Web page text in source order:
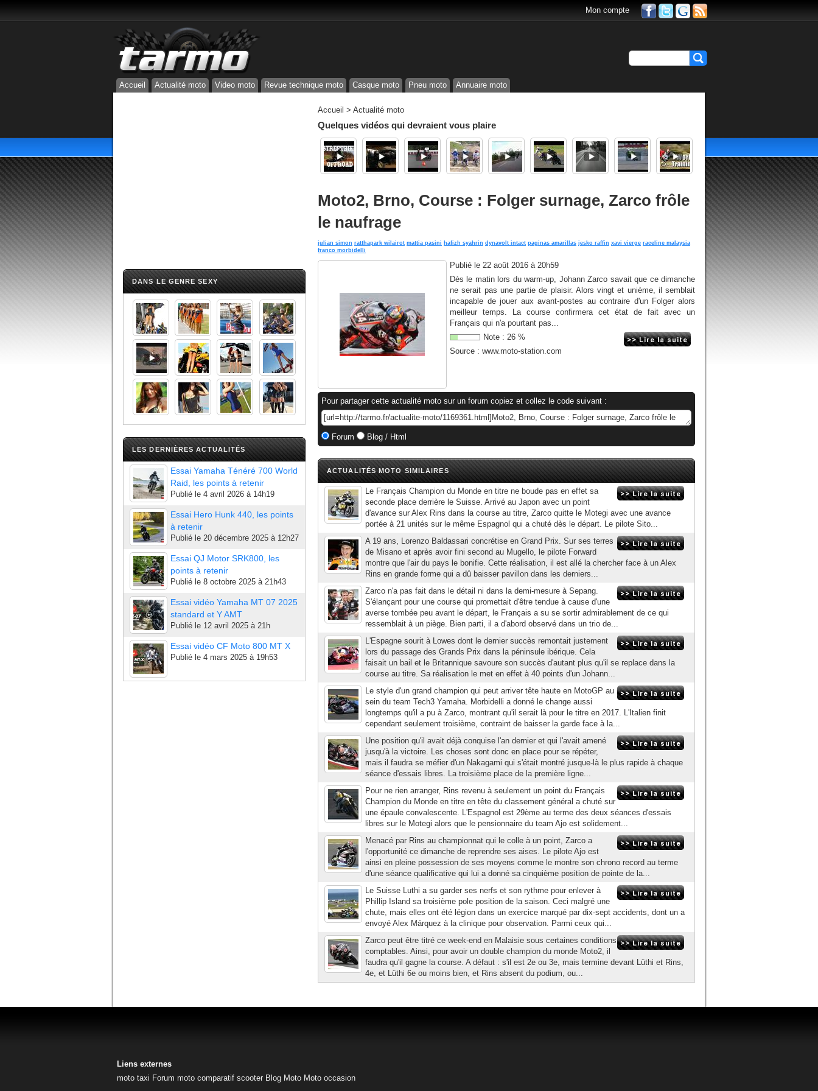
Mon compte
Accueil Actualité moto Video moto Revue technique moto Casque moto Pneu moto Annuaire moto
DANS LE GENRE SEXY
LES DERNIÈRES ACTUALITÉS
Essai Yamaha Ténéré 700 World
Raid, les points à retenir
Publié le 4 avril 2026 à 14h19
Essai Hero Hunk 440, les points
à retenir
Publié le 20 décembre 2025 à 12h27
Essai QJ Motor SRK800, les
points à retenir
Publié le 8 octobre 2025 à 21h43
Essai vidéo Yamaha MT 07 2025
standard et Y AMT
Publié le 12 avril 2025 à 21h
Essai vidéo CF Moto 800 MT X
Publié le 4 mars 2025 à 19h53
Accueil > Actualité moto
Quelques vidéos qui devraient vous plaire
Moto2, Brno, Course : Folger surnage, Zarco frôle
le naufrage
julian simon ratthapark wilairot mattia pasini hafizh syahrin dynavolt intact paginas amarillas jesko raffin xavi vierge raceline malaysia
franco morbidelli
Publié le 22 août 2016 à 20h59
Dès le matin lors du warm-up, Johann Zarco savait que ce dimanche
ne serait pas une partie de plaisir. Alors vingt et unième, il semblait
incapable de jouer aux avant-postes au contraire d'un Folger alors
meilleur temps. La course confirmera cet état de fait avec un
Français qui n'a pourtant pas...
Note : 26 %
Source : www.moto-station.com
Pour partager cette actualité moto sur un forum copiez et collez le code suivant :
Forum Blog / Html
ACTUALITÉS MOTO SIMILAIRES
Le Français Champion du Monde en titre ne boude pas en effet sa
seconde place derrière le Suisse. Arrivé au Japon avec un point
d'avance sur Alex Rins dans la course au titre, Zarco quitte le Motegi avec une avance
portée à 21 unités sur le même Espagnol qui a chuté dès le départ. Le pilote Sito...
A 19 ans, Lorenzo Baldassari concrétise en Grand Prix. Sur ses terres
de Misano et après avoir fini second au Mugello, le pilote Forward
montre que l'air du pays le bonifie. Cette réalisation, il est allé la chercher face à un Alex
Rins en grande forme qui a dû baisser pavillon dans les derniers...
Zarco n'a pas fait dans le détail ni dans la demi-mesure à Sepang.
S'élançant pour une course qui promettait d'être tendue à cause d'une
averse tombée peu avant le départ, le Français a su se sortir admirablement de ce qui
ressemblait à un piège. Bien parti, il a d'abord observé dans un trio de...
L'Espagne sourit à Lowes dont le dernier succès remontait justement
lors du passage des Grands Prix dans la péninsule ibérique. Cela
faisait un bail et le Britannique savoure son succès d'autant plus qu'il se replace dans la
course au titre. Sa réalisation le met en effet à 40 points d'un Johann...
Le style d'un grand champion qui peut arriver tête haute en MotoGP au
sein du team Tech3 Yamaha. Morbidelli a donné le change aussi
longtemps qu'il a pu à Zarco, montrant qu'il serait là pour le titre en 2017. L'Italien finit
cependant seulement troisième, contraint de baisser la garde face à la...
Une position qu'il avait déjà conquise l'an dernier et qui l'avait amené
jusqu'à la victoire. Les choses sont donc en place pour se répéter,
mais il faudra se méfier d'un Nakagami qui s'était montré jusque-là le plus rapide à chaque
séance d'essais libres. La troisième place de la première ligne...
Pour ne rien arranger, Rins revenu à seulement un point du Français
Champion du Monde en titre en tête du classement général a chuté sur
une épaule convalescente. L'Espagnol est 29ème au terme des deux séances d'essais
libres sur le Motegi alors que le pensionnaire du team Ajo est solidement...
Menacé par Rins au championnat qui le colle à un point, Zarco a
l'opportunité ce dimanche de reprendre ses aises. Le pilote Ajo est
ainsi en pleine possession de ses moyens comme le montre son chrono record au terme
d'une séance qualificative qui lui a donné sa cinquième position de pointe de la...
Le Suisse Luthi a su garder ses nerfs et son rythme pour enlever à
Phillip Island sa troisième pole position de la saison. Ceci malgré une
chute, mais elles ont été légion dans un exercice marqué par dix-sept accidents, dont un a
envoyé Alex Márquez à la clinique pour observation. Parmi ceux qui...
Zarco peut être titré ce week-end en Malaisie sous certaines conditions
comptables. Ainsi, pour avoir un double champion du monde Moto2, il
faudra qu'il gagne la course. A défaut : s'il est 2e ou 3e, mais termine devant Lüthi et Rins,
4e, et Lüthi 6e ou moins bien, et Rins absent du podium, ou...
Liens externes
moto taxi Forum moto comparatif scooter Blog Moto Moto occasion